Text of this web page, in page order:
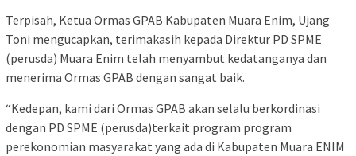
Terpisah, Ketua Ormas GPAB Kabupaten Muara Enim, Ujang
Toni mengucapkan, terimakasih kepada Direktur PD SPME
(perusda) Muara Enim telah menyambut kedatanganya dan
menerima Ormas GPAB dengan sangat baik.
“Kedepan, kami dari Ormas GPAB akan selalu berkordinasi
dengan PD SPME (perusda)terkait program program
perekonomian masyarakat yang ada di Kabupaten Muara ENIM